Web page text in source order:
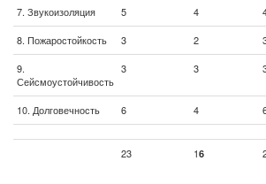
7. Звукоизоляция 5 4
8. Пожаростойкость
3 2
9.
Сейсмоустойчивость
3 3
10. Долговечность 6 4
23 16